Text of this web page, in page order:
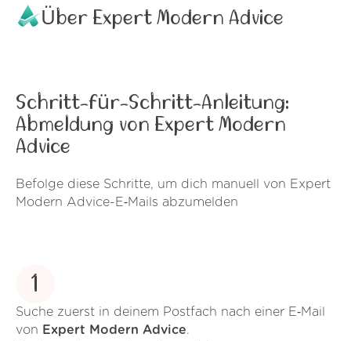
Über Expert Modern Advice
Schritt-für-Schritt-Anleitung:
Abmeldung von Expert Modern
Advice
Befolge diese Schritte, um dich manuell von Expert
Modern Advice-E‑Mails abzumelden
1
Suche zuerst in deinem Postfach nach einer E‑Mail
von Expert Modern Advice.